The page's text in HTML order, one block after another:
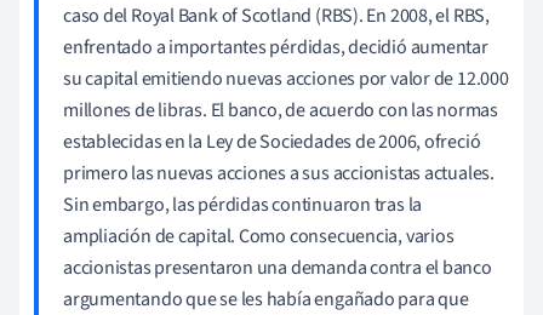
caso del Royal Bank of Scotland (RBS). En 2008, el RBS,
enfrentado a importantes pérdidas, decidió aumentar
su capital emitiendo nuevas acciones por valor de 12.000
millones de libras. El banco, de acuerdo con las normas
establecidas en la Ley de Sociedades de 2006, ofreció
primero las nuevas acciones a sus accionistas actuales.
Sin embargo, las pérdidas continuaron tras la
ampliación de capital. Como consecuencia, varios
accionistas presentaron una demanda contra el banco
argumentando que se les había engañado para que